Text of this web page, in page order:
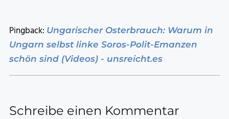
Pingback: Ungarischer Osterbrauch: Warum in
Ungarn selbst linke Soros-Polit-Emanzen
schön sind (Videos) - unsreicht.es
Schreibe einen Kommentar